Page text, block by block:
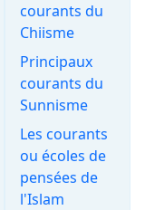
courants du
Chiisme
Principaux
courants du
Sunnisme
Les courants
ou écoles de
pensées de
l'Islam